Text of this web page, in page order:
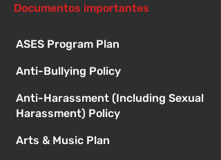
Documentos importantes
ASES Program Plan
Anti-Bullying Policy
Anti-Harassment (Including Sexual
Harassment) Policy
Arts & Music Plan